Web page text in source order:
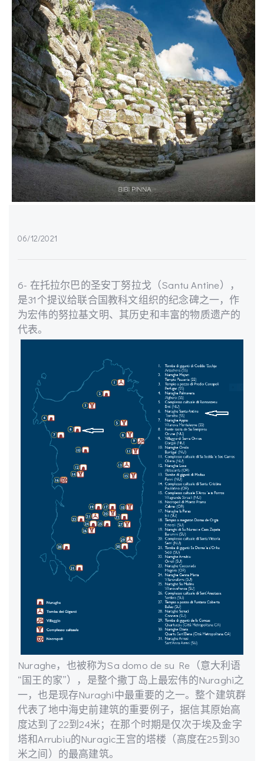
06/12/2021
6- 在托拉尔巴的圣安丁努拉戈（Santu Antine），
是31个提议给联合国教科文组织的纪念碑之一，作
为宏伟的努拉基文明、其历史和丰富的物质遗产的
代表。
Nuraghe，也被称为Sa domo de su Re（意大利语
“国王的家”），是整个撒丁岛上最宏伟的Nuraghi之
一，也是现存Nuraghi中最重要的之一。整个建筑群
代表了地中海史前建筑的重要例子，据信其原始高
度达到了22到24米；在那个时期是仅次于埃及金字
塔和Arrubiu的Nuragic王宫的塔楼（高度在25到30
米之间）的最高建筑。